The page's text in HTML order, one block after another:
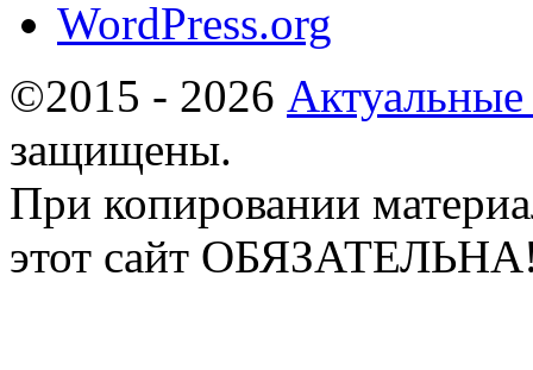
WordPress.org
©2015 - 2026
защищены.
При копировании
этот сайт